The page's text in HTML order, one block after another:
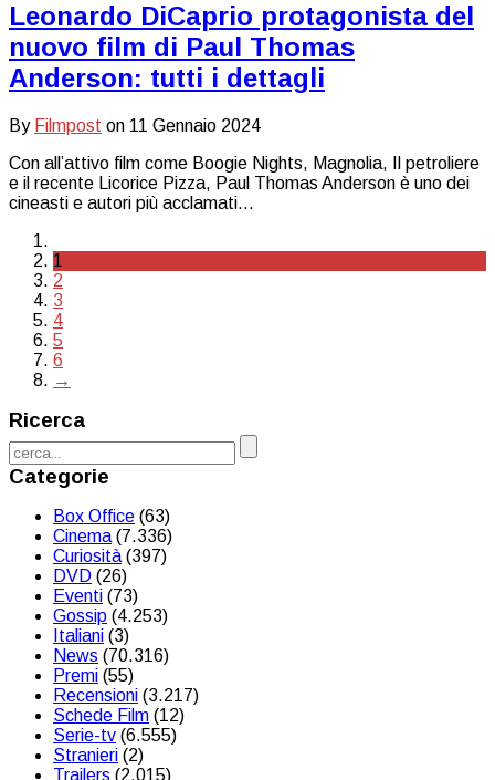
Leonardo DiCaprio protagonista del
nuovo film di Paul Thomas
Anderson: tutti i dettagli
By Filmpost on 11 Gennaio 2024
Con all’attivo film come Boogie Nights, Magnolia, Il petroliere
e il recente Licorice Pizza, Paul Thomas Anderson è uno dei
cineasti e autori più acclamati…
1
2
3
4
5
6
→
Ricerca
Categorie
Box Office (63)
Cinema (7.336)
Curiosità (397)
DVD (26)
Eventi (73)
Gossip (4.253)
Italiani (3)
News (70.316)
Premi (55)
Recensioni (3.217)
Schede Film (12)
Serie-tv (6.555)
Stranieri (2)
Trailers (2.015)